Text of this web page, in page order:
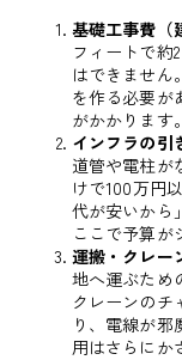
基礎工事費（
フィートで約
はできません
を作る必要が
がかかります。
インフラの引
道管や電柱が
けで100万円
代が安いから
ここで予算が
運搬・クレー
地へ運ぶため
クレーンのチ
り、電線が
用はさらにか